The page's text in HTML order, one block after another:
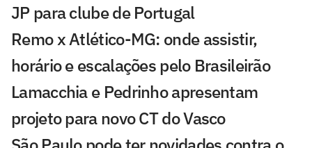
JP para clube de Portugal
Remo x Atlético-MG: onde assistir,
horário e escalações pelo Brasileirão
Lamacchia e Pedrinho apresentam
projeto para novo CT do Vasco